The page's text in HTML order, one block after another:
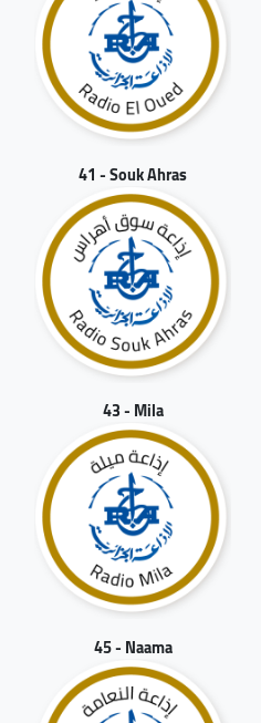
41 - Souk Ahras
43 - Mila
45 - Naama